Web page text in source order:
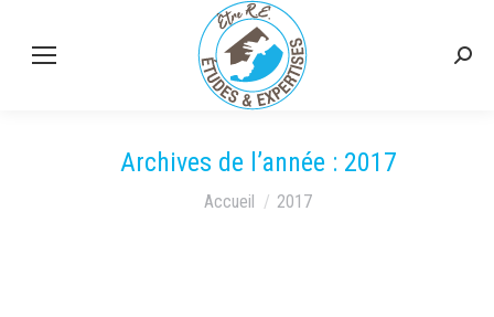
Archives de l’année : 2017
Vous êtes ici :
Accueil 2017